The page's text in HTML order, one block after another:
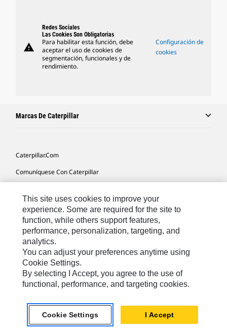
warning
Redes Sociales
Las Cookies Son Obligatorias
Para habilitar esta función, debe
aceptar el uso de cookies de
segmentación, funcionales y de
rendimiento.
Configuración de
cookies
Marcas De Caterpillar
Caterpillar.com
Comuníquese Con Caterpillar
Mapa Del Sitio
Cookie Settings
Avisos Legales
Privacidad
Español
reservados.
This site uses cookies to improve your
experience. Some are required for the site to
function, while others support features,
performance, personalization, targeting, and
analytics.
You can adjust your preferences anytime using
Cookie Settings.
By selecting I Accept, you agree to the use of
functional, performance, and targeting cookies.
Cookie Settings I Accept